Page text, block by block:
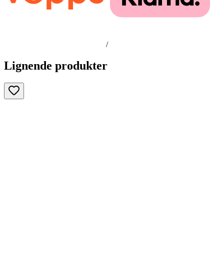
/
Lignende produkter